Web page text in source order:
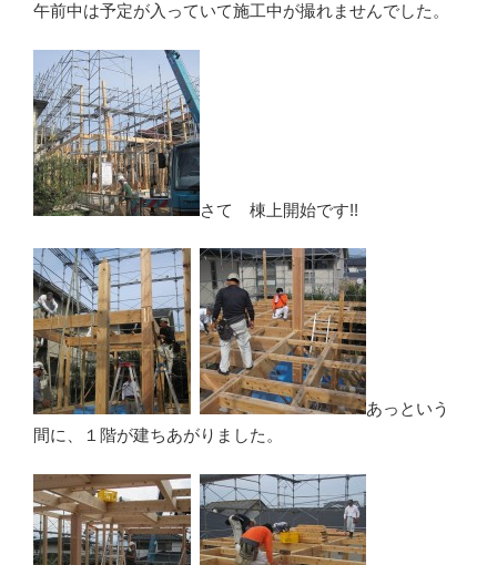
午前中は予定が入っていて施工中が撮れませんでした。
さて 棟上開始です!!
あっという
間に、１階が建ちあがりました。